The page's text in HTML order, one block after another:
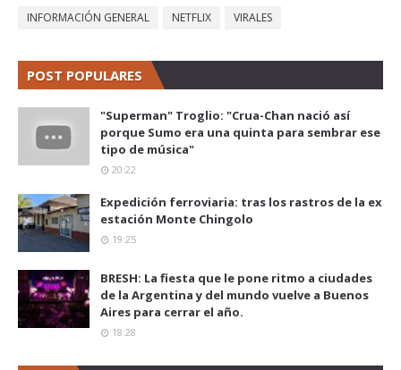
INFORMACIÓN GENERAL NETFLIX VIRALES
POST POPULARES
"Superman" Troglio: "Crua-Chan nació así
porque Sumo era una quinta para sembrar ese
tipo de música"
20:22
Expedición ferroviaria: tras los rastros de la ex
estación Monte Chingolo
19:25
BRESH: La fiesta que le pone ritmo a ciudades
de la Argentina y del mundo vuelve a Buenos
Aires para cerrar el año.
18:28